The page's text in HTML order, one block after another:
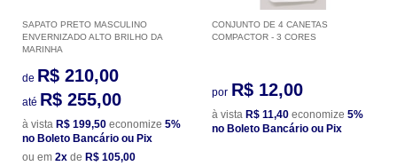
SAPATO PRETO MASCULINO
ENVERNIZADO ALTO BRILHO DA
MARINHA
de R$ 210,00
até R$ 255,00
à vista R$ 199,50 economize 5%
no Boleto Bancário ou Pix
ou em 2x de R$ 105,00
CONJUNTO DE 4 CANETAS
COMPACTOR - 3 CORES
por R$ 12,00
à vista R$ 11,40 economize 5%
no Boleto Bancário ou Pix